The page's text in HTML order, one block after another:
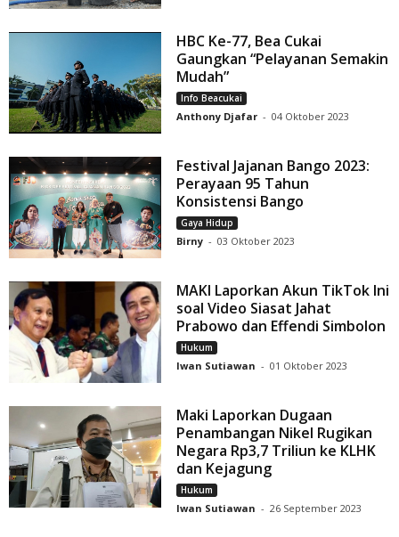
HBC Ke-77, Bea Cukai
Gaungkan “Pelayanan Semakin
Mudah”
Info Beacukai
Anthony Djafar - 04 Oktober 2023
Festival Jajanan Bango 2023:
Perayaan 95 Tahun
Konsistensi Bango
Gaya Hidup
Birny - 03 Oktober 2023
MAKI Laporkan Akun TikTok Ini
soal Video Siasat Jahat
Prabowo dan Effendi Simbolon
Hukum
Iwan Sutiawan - 01 Oktober 2023
Maki Laporkan Dugaan
Penambangan Nikel Rugikan
Negara Rp3,7 Triliun ke KLHK
dan Kejagung
Hukum
Iwan Sutiawan - 26 September 2023